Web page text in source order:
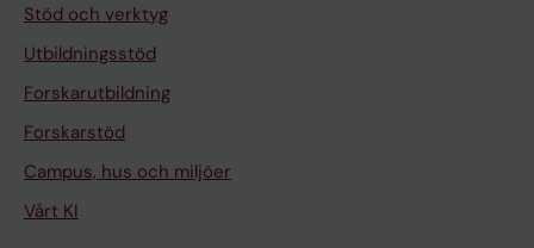
Stöd och verktyg
Utbildningsstöd
Forskarutbildning
Forskarstöd
Campus, hus och miljöer
Vårt KI